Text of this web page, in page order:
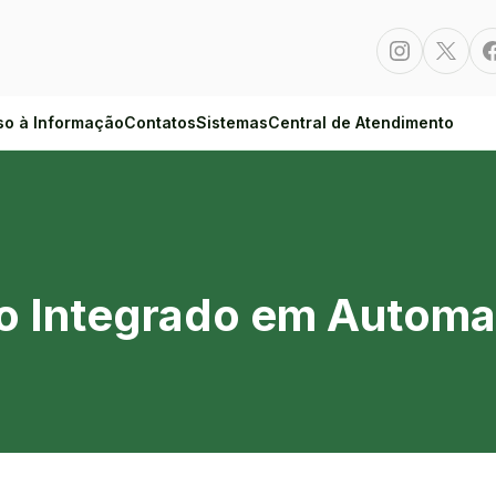
Instagram
à InformaçãoContatosSistemasCentral de Atendimento
Automação Industrial
Integrado em